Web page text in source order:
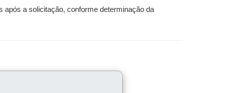
após a solicitação, conforme determinação da